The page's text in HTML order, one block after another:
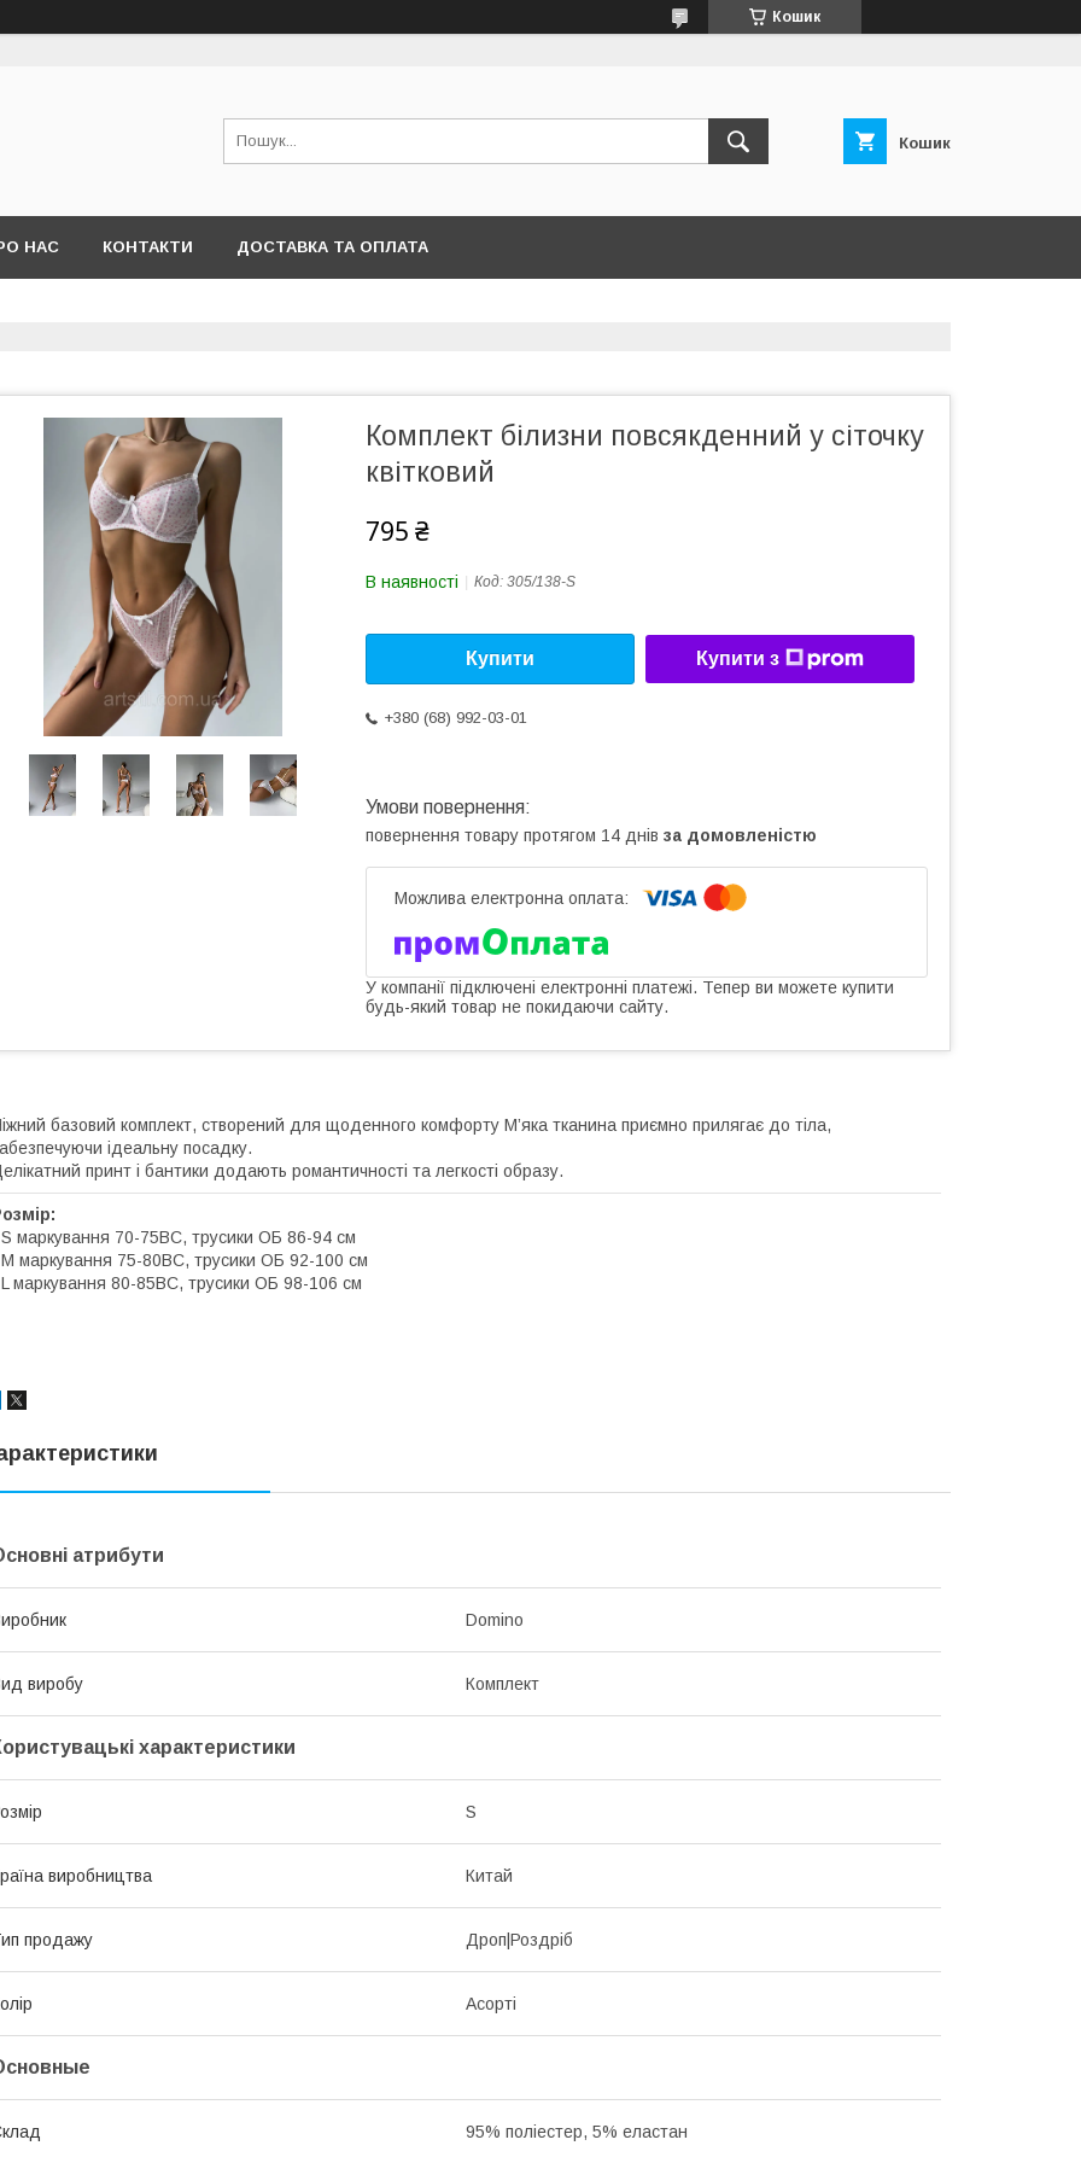
Кошик
Кошик
НАС КОНТАКТИ ДОСТАВКА ТА ОПЛАТА
Комплект білизни повсякденний у сіточку
квітковий
795 ₴
В наявності Код: 305/138-S
Купити Купити з
+380 (68) 992-03-01
повернення товару протягом 14 днів за домовленістю
У компанії підключені електронні платежі. Тепер ви можете купити
будь-який товар не покидаючи сайту.
базовий комплект, створений для щоденного комфорту М’яка тканина приємно прилягає до тіла,
ідеальну посадку.
принт і бантики додають романтичності та легкості образу.
маркування 70-75ВС, трусики ОБ 86-94 см
маркування 75-80ВС, трусики ОБ 92-100 см
маркування 80-85BC, трусики ОБ 98-106 см
атрибути
Domino
виробу Комплект
характеристики
S
виробництва Китай
продажу Дроп|Роздріб
Асорті
95% поліестер, 5% еластан